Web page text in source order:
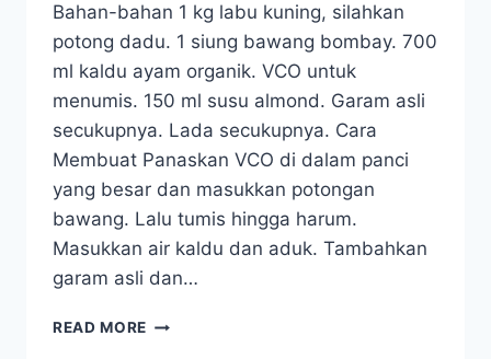
Bahan-bahan 1 kg labu kuning, silahkan
potong dadu. 1 siung bawang bombay. 700
ml kaldu ayam organik. VCO untuk
menumis. 150 ml susu almond. Garam asli
secukupnya. Lada secukupnya. Cara
Membuat Panaskan VCO di dalam panci
yang besar dan masukkan potongan
bawang. Lalu tumis hingga harum.
Masukkan air kaldu dan aduk. Tambahkan
garam asli dan…
READ MORE SUP